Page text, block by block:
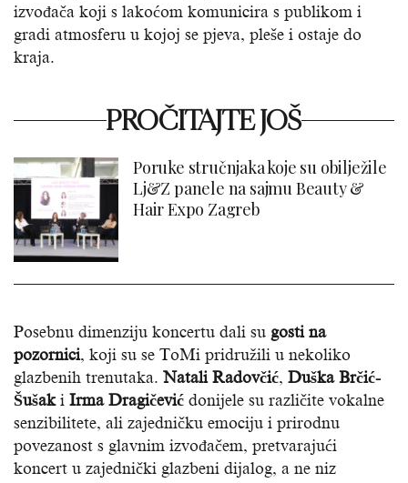
izvođača koji s lakoćom komunicira s publikom i
gradi atmosferu u kojoj se pjeva, pleše i ostaje do
kraja.
PROČITAJTE JOŠ
Poruke stručnjaka koje su obilježile
Lj&Z panele na sajmu Beauty &
Hair Expo Zagreb
Posebnu dimenziju koncertu dali su gosti na
pozornici, koji su se ToMi pridružili u nekoliko
glazbenih trenutaka. Natali Radovčić, Duška Brčić-
Šušaki Irma Dragičević donijele su različite vokalne
senzibilitete, ali zajedničku emociju i prirodnu
povezanost s glavnim izvođačem, pretvarajući
koncert u zajednički glazbeni dijalog, a ne niz